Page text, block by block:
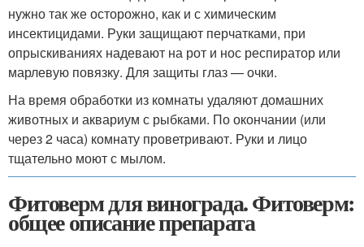
нужно так же осторожно, как и с химическим
инсектицидами. Руки защищают перчатками, при
опрыскиваниях надевают на рот и нос респиратор или
марлевую повязку. Для защиты глаз — очки.
На время обработки из комнаты удаляют домашних
животных и аквариум с рыбками. По окончании (или
через 2 часа) комнату проветривают. Руки и лицо
тщательно моют с мылом.
Фитоверм для винограда. Фитоверм:
общее описание препарата